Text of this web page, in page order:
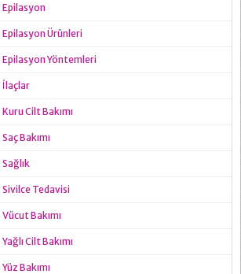
Epilasyon
Epilasyon Ürünleri
Epilasyon Yöntemleri
İlaçlar
Kuru Cilt Bakımı
Saç Bakımı
Sağlık
Sivilce Tedavisi
Vücut Bakımı
Yağlı Cilt Bakımı
Yüz Bakımı